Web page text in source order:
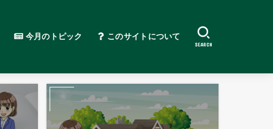
今月のトピック このサイトについて
SEARCH